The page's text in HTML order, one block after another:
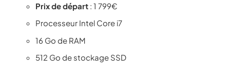
Prix de départ : 1 799€
Processeur Intel Core i7
16 Go de RAM
512 Go de stockage SSD